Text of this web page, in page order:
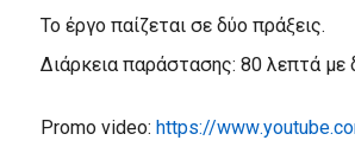
Το έργο παίζεται σε δύο πράξεις.
Διάρκεια παράστασης: 80 λεπτά με
Promo video: https://www.youtube.